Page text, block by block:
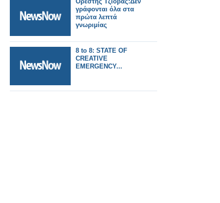
γράφονται όλα στα
πρώτα λεπτά
γνωριμίας
8 to 8: STATE OF
CREATIVE
EMERGENCY...